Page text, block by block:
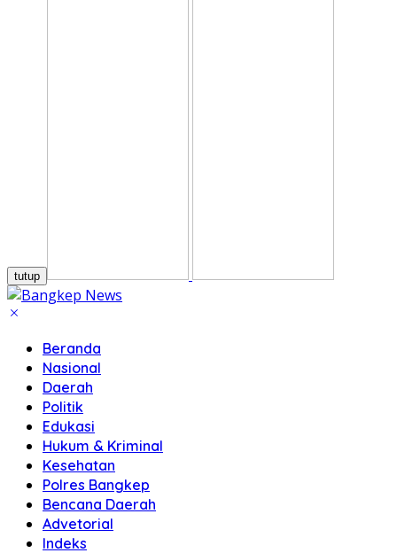
tutup
Beranda
Nasional
Daerah
Politik
Edukasi
Hukum & Kriminal
Kesehatan
Polres Bangkep
Bencana Daerah
Advetorial
Indeks